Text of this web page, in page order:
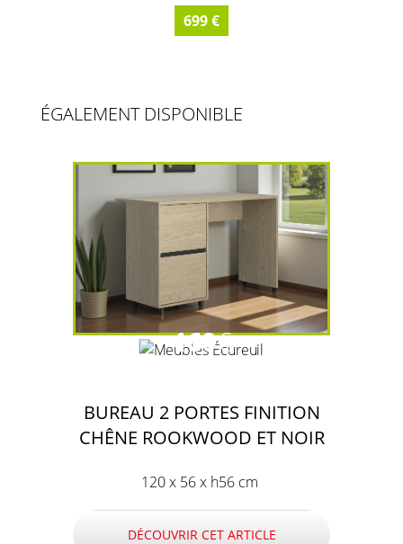
699 €
ÉGALEMENT DISPONIBLE
160€
BUREAU 2 PORTES FINITION
CHÊNE ROOKWOOD ET NOIR
120 x 56 x h56 cm
DÉCOUVRIR CET ARTICLE